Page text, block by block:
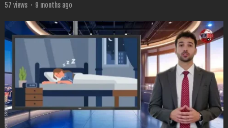
57 views · 9 months ago